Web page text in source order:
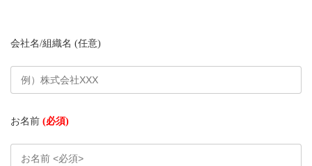
会社名/組織名 (任意)
お名前 (必須)